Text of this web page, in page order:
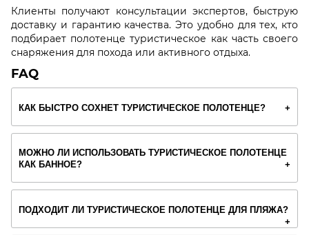
Клиенты получают консультации экспертов, быструю
доставку и гарантию качества. Это удобно для тех, кто
подбирает полотенце туристическое как часть своего
снаряжения для похода или активного отдыха.
FAQ
КАК БЫСТРО СОХНЕТ ТУРИСТИЧЕСКОЕ ПОЛОТЕНЦЕ?
МОЖНО ЛИ ИСПОЛЬЗОВАТЬ ТУРИСТИЧЕСКОЕ ПОЛОТЕНЦЕ
КАК БАННОЕ?
ПОДХОДИТ ЛИ ТУРИСТИЧЕСКОЕ ПОЛОТЕНЦЕ ДЛЯ ПЛЯЖА?